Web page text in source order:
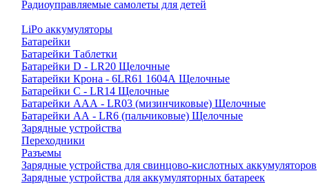
Радиоуправляемые самолеты для детей
LiPo аккумуляторы
Батарейки
Батарейки Таблетки
Батарейки D - LR20 Щелочные
Батарейки Крона - 6LR61 1604A Щелочные
Батарейки C - LR14 Щелочные
Батарейки AAA - LR03 (мизинчиковые) Щелочные
Батарейки AA - LR6 (пальчиковые) Щелочные
Зарядные устройства
Переходники
Разъемы
Зарядные устройства для свинцово-кислотных аккумуляторов
Зарядные устройства для аккумуляторных батареек